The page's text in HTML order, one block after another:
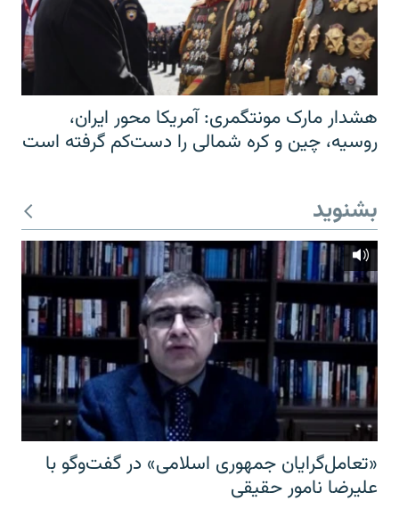
هشدار مارک مونتگمری: آمریکا محور ایران،
روسیه، چین و کره شمالی را دست‌کم گرفته است
بشنوید
«تعامل‌گرایان جمهوری اسلامی» در گفت‌وگو با
علیرضا نامور حقیقی